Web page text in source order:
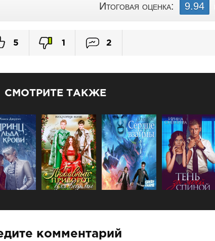
Итоговая оценка: 9.94
5 1 2
СМОТРИТЕ ТАКЖЕ
комментарий